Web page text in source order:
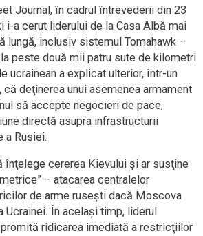
Journal, în cadrul întrevederii din 23
i-a cerut liderului de la Casa Albă mai
lungă, inclusiv sistemul Tomahawk –
peste două mii patru sute de kilometri
ucrainean a explicat ulterior, într-un
că deţinerea unui asemenea armament
să accepte negocieri de pace,
directă asupra infrastructurii
a Rusiei.
înţelege cererea Kievului şi ar susţine
– atacarea centralelor
de arme ruseşti dacă Moscova
Ucrainei. În acelaşi timp, liderul
ridicarea imediată a restricţiilor